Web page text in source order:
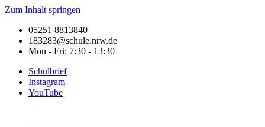
Zum Inhalt springen
05251 8813840
183283@schule.nrw.de
Mon - Fri: 7:30 - 13:30
Schulbrief
Instagram
YouTube